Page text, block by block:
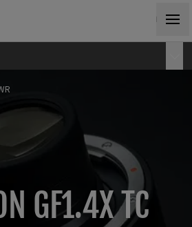
GF1.4X TC